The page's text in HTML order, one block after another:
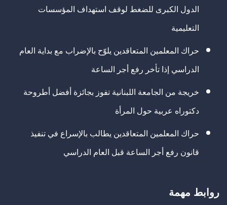
الدول الكبرى للضغط لوقف استهداف المؤسسات
التعليمية
حراك المعلمين المتعاقدين يلوّح بالإضراب مع بداية العام
الدراسي إذا تأخر رفع أجر الساعة
خريجة من الجامعة اللبنانية تفوز بجائزة أفضل أطروحة
دكتوراه عربية حول المرأة
حراك المعلمين المتعاقدين يطالب بالإسراع في تنفيذ
قانون رفع أجر الساعة قبل العام الدراسي
روابط مهمة